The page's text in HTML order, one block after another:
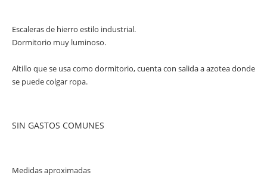
Escaleras de hierro estilo industrial.
Dormitorio muy luminoso.
Altillo que se usa como dormitorio, cuenta con salida a azotea donde
se puede colgar ropa.
SIN GASTOS COMUNES
Medidas aproximadas